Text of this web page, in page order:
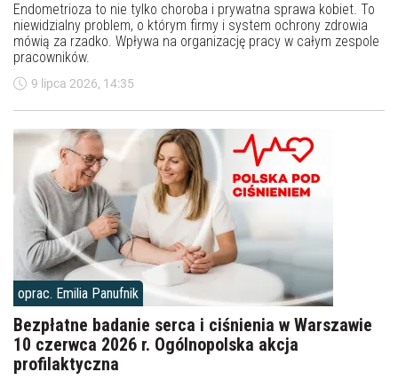
Endometrioza to nie tylko choroba i prywatna sprawa kobiet. To
niewidzialny problem, o którym firmy i system ochrony zdrowia
mówią za rzadko. Wpływa na organizację pracy w całym zespole
pracowników.
9 lipca 2026, 14:35
oprac. Emilia Panufnik
Bezpłatne badanie serca i ciśnienia w Warszawie
10 czerwca 2026 r. Ogólnopolska akcja
profilaktyczna